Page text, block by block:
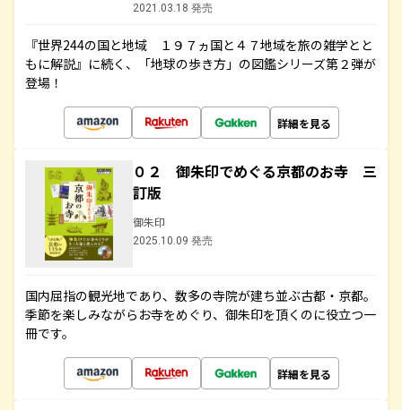
2021.03.18 発売
『世界244の国と地域 １９７ヵ国と４７地域を旅の雑学とと
もに解説』に続く、「地球の歩き方」の図鑑シリーズ第２弾が
登場！
詳細を見る
０２ 御朱印でめぐる京都のお寺 三
訂版
御朱印
2025.10.09 発売
国内屈指の観光地であり、数多の寺院が建ち並ぶ古都・京都。
季節を楽しみながらお寺をめぐり、御朱印を頂くのに役立つ一
冊です。
詳細を見る